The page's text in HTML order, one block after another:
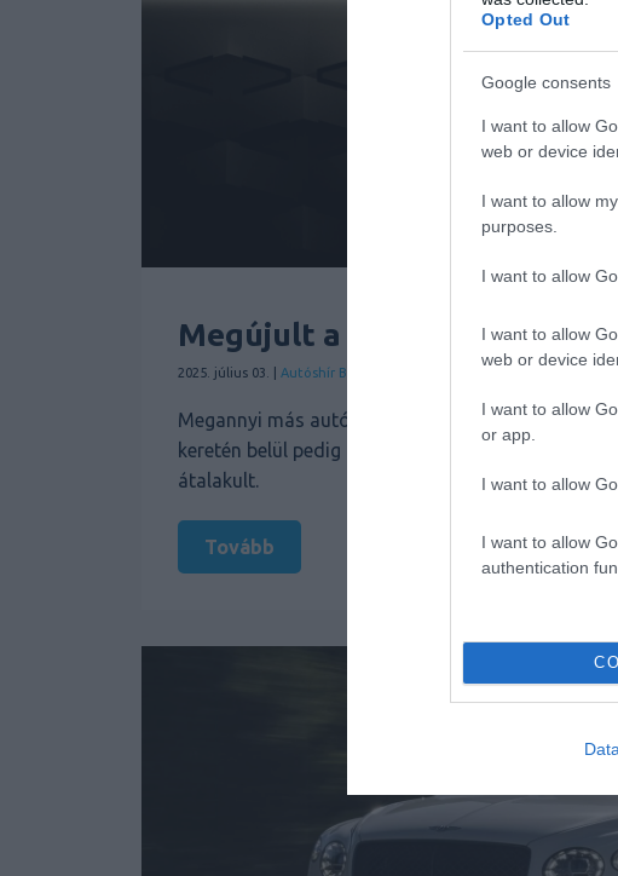
Opted Out
Google consents
I want to allow
web or device
I want to allow
purposes.
I want to allow
I want to allow
web or device
I want to allow
or app.
I want to allow
I want to allow
authentication
Megújult a Bentley
2025. július 03. | Autóshír Bentley
Megannyi más autógyártó után a Bentley is úgy
keretén belül pedig új emblémával megy tovább.
átalakult.
Tovább